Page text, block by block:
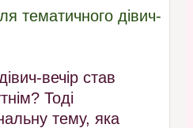
тематичного дівич-
вечір став
Тоді
тему, яка